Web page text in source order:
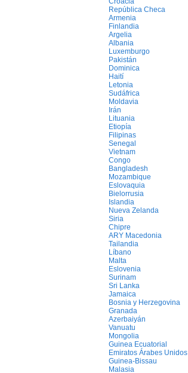
República Checa
Armenia
Finlandia
Argelia
Albania
Luxemburgo
Pakistán
Dominica
Haití
Letonia
Sudáfrica
Moldavia
Irán
Lituania
Etiopía
Filipinas
Senegal
Vietnam
Congo
Bangladesh
Mozambique
Eslovaquia
Bielorrusia
Islandia
Nueva Zelanda
Siria
Chipre
ARY Macedonia
Tailandia
Líbano
Malta
Eslovenia
Surinam
Sri Lanka
Jamaica
Bosnia y Herzegovina
Granada
Azerbaiyán
Vanuatu
Mongolia
Guinea Ecuatorial
Emiratos Árabes Unidos
Guinea-Bissau
Malasia